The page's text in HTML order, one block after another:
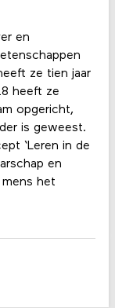
en
ze tien jaar
heeft ze
opgericht,
is geweest.
‘Leren in de
en
het